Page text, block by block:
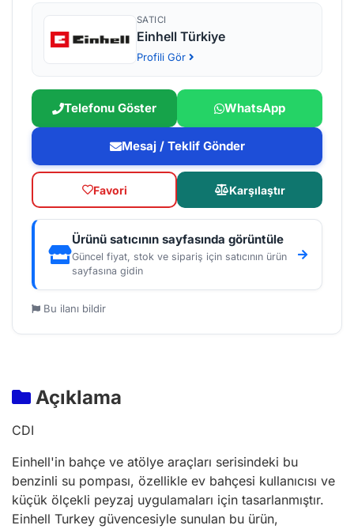
SATICI
Einhell Türkiye
Profili Gör
Telefonu Göster WhatsApp
Mesaj / Teklif Gönder
Favori Karşılaştır
Ürünü satıcının sayfasında görüntüle
Güncel fiyat, stok ve sipariş için satıcının ürün
sayfasına gidin
Bu ilanı bildir
Açıklama
CDI
Einhell'in bahçe ve atölye araçları serisindeki bu
benzinli su pompası, özellikle ev bahçesi kullanıcısı ve
küçük ölçekli peyzaj uygulamaları için tasarlanmıştır.
Einhell Turkey güvencesiyle sunulan bu ürün,